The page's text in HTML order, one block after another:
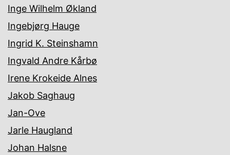
Inge Wilhelm Økland
Ingebjørg Hauge
Ingrid K. Steinshamn
Ingvald Andre Kårbø
Irene Krokeide Alnes
Jakob Saghaug
Jan-Ove
Jarle Haugland
Johan Halsne